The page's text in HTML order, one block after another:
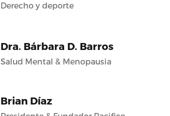
Derecho y deporte
Dra. Bárbara D. Barros
Salud Mental & Menopausia
Brian Díaz